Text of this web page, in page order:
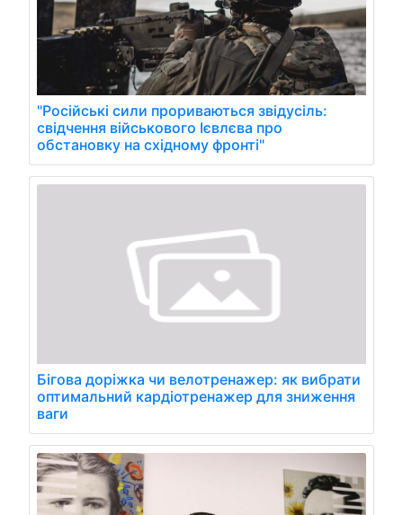
"Російські сили прориваються звідусіль:
свідчення військового Ієвлєва про
обстановку на східному фронті"
Бігова доріжка чи велотренажер: як вибрати
оптимальний кардіотренажер для зниження
ваги